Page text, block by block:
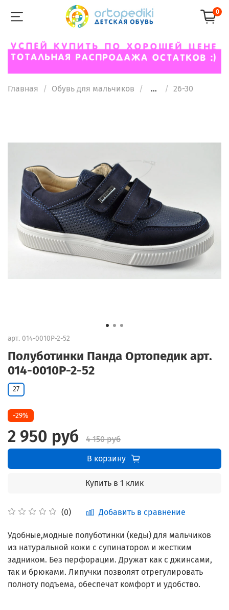
0
Главная Обувь для мальчиков ... 26-30
арт. 014-0010P-2-52
Полуботинки Панда Ортопедик арт.
014-0010P-2-52
(0) Добавить в сравнение
27
-29%
2 950 руб
4 150 руб
В корзину
Купить в 1 клик
Удобные,модные полуботинки (кеды) для мальчиков
из натуральной кожи с супинатором и жестким
задником. Без перфорации. Дружат как с джинсами,
так и брюками. Липучки позволят отрегулировать
полноту подъема, обеспечат комфорт и удобство.